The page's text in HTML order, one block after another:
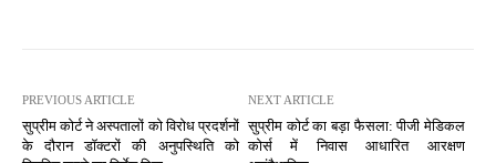
PREVIOUS ARTICLE
सुप्रीम कोर्ट ने अस्पतालों को विरोध प्रदर्शनों
के दौरान डॉक्टरों की अनुपस्थिति को
NEXT ARTICLE
सुप्रीम कोर्ट का बड़ा फैसला: पीजी मेडिकल
कोर्स में निवास आधारित आरक्षण